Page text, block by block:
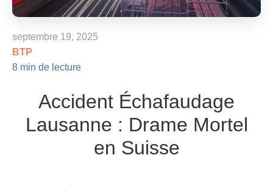
septembre 19, 2025
BTP
8 min de lecture
Accident Échafaudage
Lausanne : Drame Mortel
en Suisse